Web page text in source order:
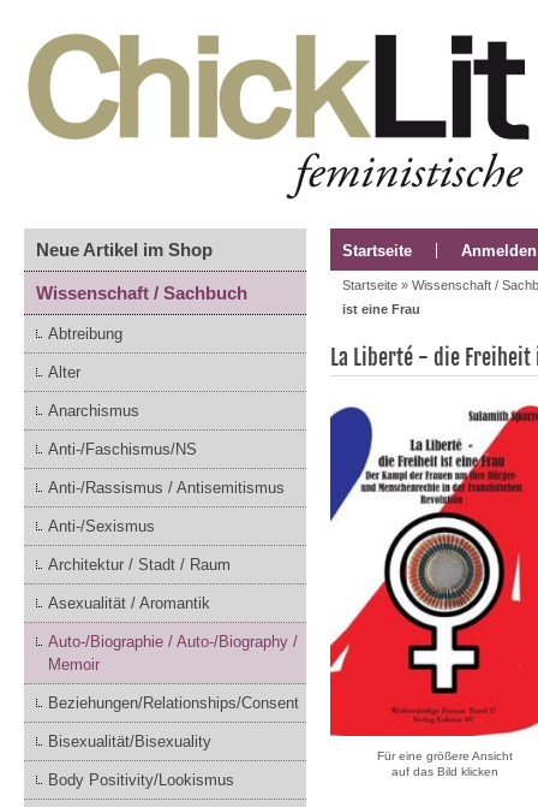
Neue Artikel im Shop
Wissenschaft / Sachbuch
Abtreibung
Alter
Anarchismus
Anti-/Faschismus/NS
Anti-/Rassismus / Antisemitismus
Anti-/Sexismus
Architektur / Stadt / Raum
Asexualität / Aromantik
Auto-/Biographie / Auto-/Biography /
Memoir
Beziehungen/Relationships/Consent
Bisexualität/Bisexuality
Body Positivity/Lookismus
Startseite Anmelden
Startseite » Wissenschaft /
ist eine Frau
La Liberté - die Freiheit
Für eine größere Ansicht
auf das Bild klicken